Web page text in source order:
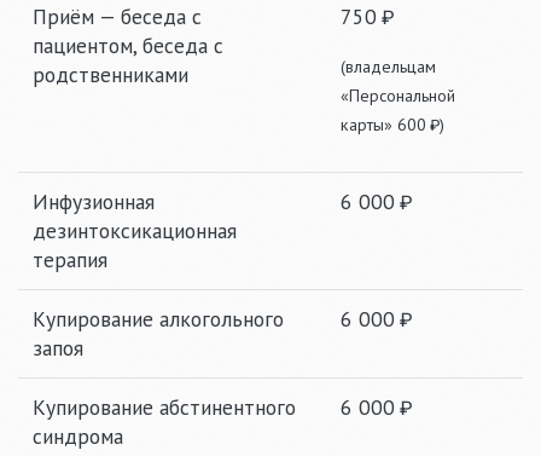
Приём — беседа с
пациентом, беседа с
родственниками
750
(владельцам
«Персональной
карты» 600 )
Инфузионная
дезинтоксикационная
терапия
6 000
Купирование алкогольного
запоя
6 000
Купирование абстинентного
синдрома
6 000